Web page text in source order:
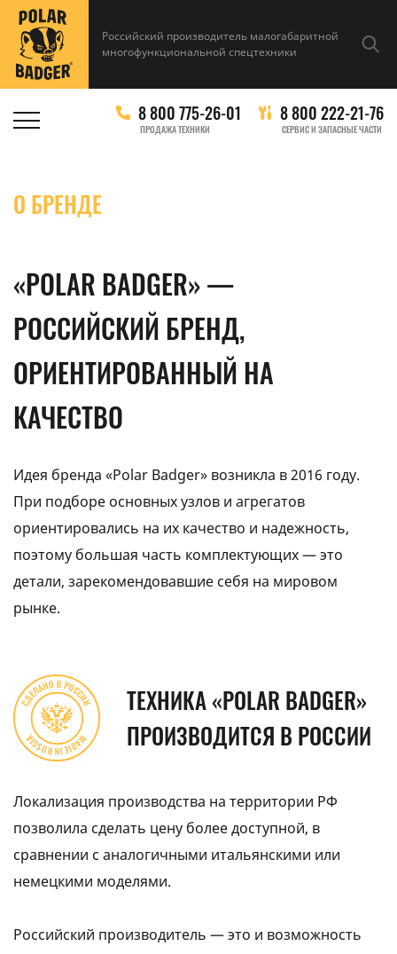
Российский производитель малогабаритной
многофункциональной спецтехники
8 800 775-26-01
ПРОДАЖА ТЕХНИКИ
8 800 222-21-76
СЕРВИС И ЗАПАСНЫЕ ЧАСТИ
О БРЕНДЕ
«POLAR BADGER» —
РОССИЙСКИЙ БРЕНД,
ОРИЕНТИРОВАННЫЙ НА
КАЧЕСТВО
Идея бренда «Polar Badger» возникла в 2016 году.
При подборе основных узлов и агрегатов
ориентировались на их качество и надежность,
поэтому большая часть комплектующих — это
детали, зарекомендовавшие себя на мировом
рынке.
ТЕХНИКА «POLAR BADGER»
ПРОИЗВОДИТСЯ В РОССИИ
Локализация производства на территории РФ
позволила сделать цену более доступной, в
сравнении с аналогичными итальянскими или
немецкими моделями.
Российский производитель — это и возможность